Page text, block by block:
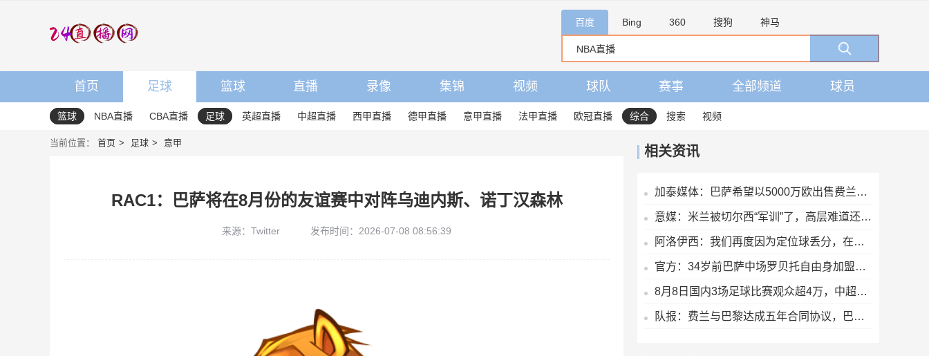
百度 Bing 360 搜狗 神马
首页 足球 篮球 直播 录像 集锦 视频 球队 赛事 全部频道 球员
篮球 NBA直播 CBA直播 足球 英超直播 中超直播 西甲直播 德甲直播 意甲直播 法甲直播 欧冠直播 综合 搜索 视频
当前位置： 首页 足球 意甲
RAC1：巴萨将在8月份的友谊赛中对阵乌迪内斯、诺丁汉森林
来源：Twitter 发布时间：2026-07-08 08:56:39
相关资讯
加泰媒体：巴萨希望以5000万欧出售费兰，巴黎最快下周三前官宣
意媒：米兰被切尔西“军训”了，高层难道还看不出阵容短板？
阿洛伊西：我们再度因为定位球丢分，在定位球防守上犯了一些错误
官方：34岁前巴萨中场罗贝托自由身加盟洛杉矶银河，签约2年
8月8日国内3场足球比赛观众超4万，中超辽宁德比62075人排今年第6
队报：费兰与巴黎达成五年合同协议，巴黎正在与巴萨磋商转会费